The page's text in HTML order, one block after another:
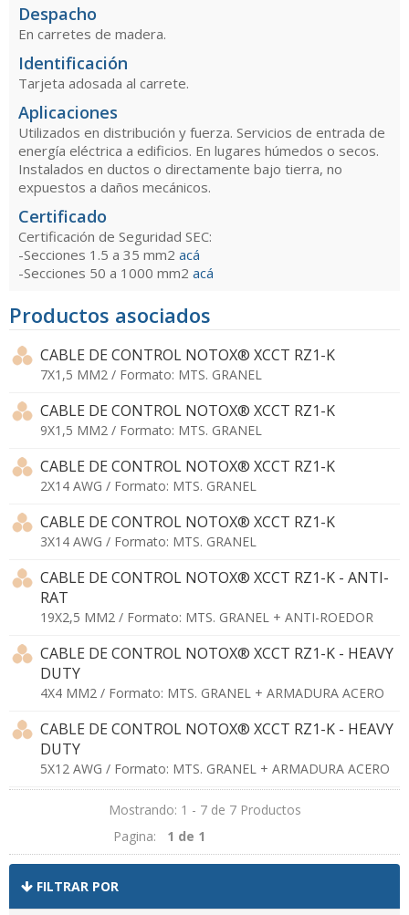
FILTRAR POR
Despacho
En carretes de madera.
Identificación
Tarjeta adosada al carrete.
Aplicaciones
Utilizados en distribución y fuerza. Servicios de entrada de
energía eléctrica a edificios. En lugares húmedos o secos.
Instalados en ductos o directamente bajo tierra, no
expuestos a daños mecánicos.
Certificado
Certificación de Seguridad SEC:
-Secciones 1.5 a 35 mm2 acá
-Secciones 50 a 1000 mm2 acá
Productos asociados
CABLE DE CONTROL NOTOX® XCCT RZ1-K
7X1,5 MM2 / Formato: MTS. GRANEL
CABLE DE CONTROL NOTOX® XCCT RZ1-K
9X1,5 MM2 / Formato: MTS. GRANEL
CABLE DE CONTROL NOTOX® XCCT RZ1-K
2X14 AWG / Formato: MTS. GRANEL
CABLE DE CONTROL NOTOX® XCCT RZ1-K
3X14 AWG / Formato: MTS. GRANEL
CABLE DE CONTROL NOTOX® XCCT RZ1-K - ANTI-
RAT
19X2,5 MM2 / Formato: MTS. GRANEL + ANTI-ROEDOR
CABLE DE CONTROL NOTOX® XCCT RZ1-K - HEAVY
DUTY
4X4 MM2 / Formato: MTS. GRANEL + ARMADURA ACERO
CABLE DE CONTROL NOTOX® XCCT RZ1-K - HEAVY
DUTY
5X12 AWG / Formato: MTS. GRANEL + ARMADURA ACERO
Mostrando: 1 - 7 de 7 Productos
Pagina:
1 de 1